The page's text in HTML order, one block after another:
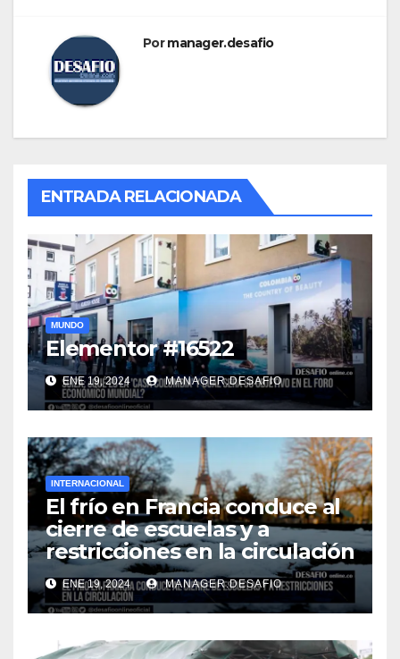
Pormanager.desafio
ENTRADA RELACIONADA
MUNDO
Elementor #16522
ENE 19, 2024 MANAGER.DESAFIO
INTERNACIONAL
El frío en Francia conduce al
cierre de escuelas y a
restricciones en la circulación
ENE 19, 2024 MANAGER.DESAFIO